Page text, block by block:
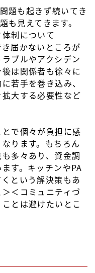
題も起きず続いてき
も見えてきます。
制について
届かないところが
ブルやアクシデン
は関係者も徐々に
若手を巻き込み、
大する必要性など
で個々が負担に感
ります。もちろん
多々あり、資金調
す。キッチンやPA
という解決策もあ
＜コミュニティづ
とは避けたいとこ